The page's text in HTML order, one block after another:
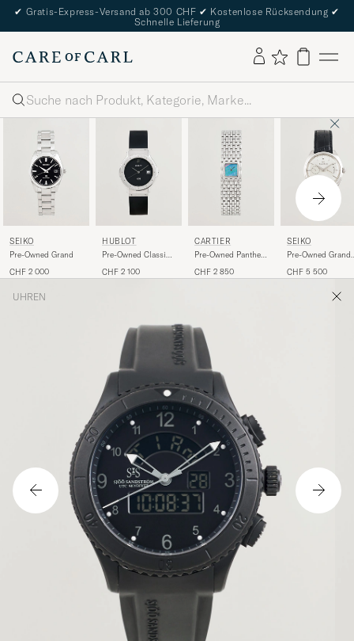
✔ Gratis-Express-Versand ab 300 CHF ✔ Kostenlose Rücksendung ✔
Schnelle Lieferung
Suche
SEIKO
Pre-Owned Grand
CHF 2 000
HUBLOT
Pre-Owned Classic
CHF 2 100
CARTIER
Pre-Owned Panthere
CHF 2 850
SEIKO
Pre-Owned Grand
CHF 5 500
UHREN